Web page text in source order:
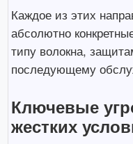
Каждое из этих
абсолютно
типу волокна,
последующему
Ключевые
жестких